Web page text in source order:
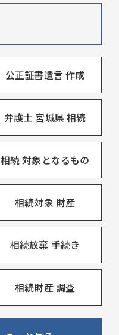
公正証書遺言 作成
弁護士 宮城県 相続
相続 対象となるもの
相続対象 財産
相続放棄 手続き
相続財産 調査